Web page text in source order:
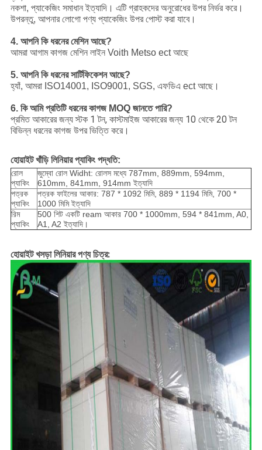
নকশা, প্যাকেজিং সমাধান ইত্যাদি। এটি গ্রাহকদের অনুরোধের উপর নির্ভর করে।
উপরন্তু, আপনার লোগো পণ্য প্যাকেজিং উপর পোস্ট করা যাবে।
4. আপনি কি ধরনের মেশিন আছে?
আমরা আগাম কাগজ মেশিন লাইন Voith Metso ect আছে
5. আপনি কি ধরনের সার্টিফিকেশন আছে?
হ্যাঁ, আমরা ISO14001, ISO9001, SGS, এফডিএ ect আছে।
6. কি আমি প্রতিটি ধরনের কাগজ MOQ জানতে পারি?
প্রমিত আকারের জন্য স্টক 1 টন, কাস্টমাইজ আকারের জন্য 10 থেকে 20 টন
বিভিন্ন ধরনের কাগজ উপর ভিত্তি করে।
হোয়াইট খাঁড়ি লিনিয়ার প্যাকিং পদ্ধতি:
রোল
প্যাকিং
জুম্বো রোল Widht: রোলস মধ্যে 787mm, 889mm, 594mm,
610mm, 841mm, 914mm ইত্যাদি
পত্রক
প্যাকিং
পত্রক ফাইলের আকার: 787 * 1092 মিমি, 889 * 1194 মিমি, 700 *
1000 মিমি ইত্যাদি
রিম
প্যাকিং
500 শিট একটি ream আকার 700 * 1000mm, 594 * 841mm, A0,
A1, A2 ইত্যাদি।
হোয়াইট খসড়া লিনিয়ার পণ্য চিত্র: